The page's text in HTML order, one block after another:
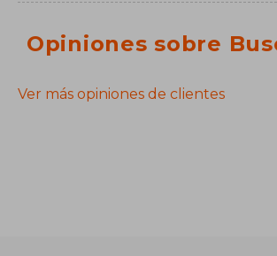
Opiniones sobre
Ver más opiniones de clientes